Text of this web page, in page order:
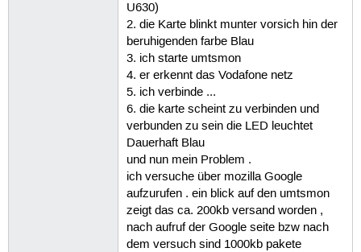
U630)
2. die Karte blinkt munter vorsich hin der
beruhigenden farbe Blau
3. ich starte umtsmon
4. er erkennt das Vodafone netz
5. ich verbinde ...
6. die karte scheint zu verbinden und
verbunden zu sein die LED leuchtet
Dauerhaft Blau
und nun mein Problem .
ich versuche über mozilla Google
aufzurufen . ein blick auf den umtsmon
zeigt das ca. 200kb versand worden ,
nach aufruf der Google seite bzw nach
dem versuch sind 1000kb pakete